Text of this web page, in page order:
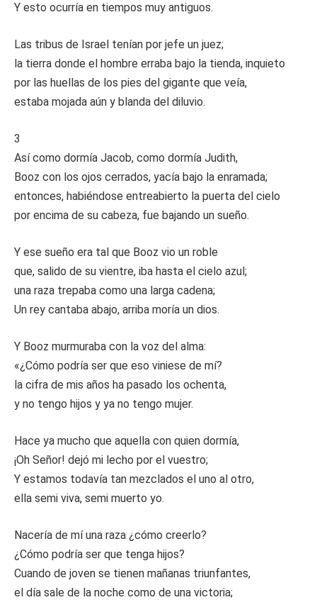
Y esto ocurría en tiempos muy antiguos.
Las tribus de Israel tenían por jefe un juez;
la tierra donde el hombre erraba bajo la tienda, inquieto
por las huellas de los pies del gigante que veía,
estaba mojada aún y blanda del diluvio.
3
Así como dormía Jacob, como dormía Judith,
Booz con los ojos cerrados, yacía bajo la enramada;
entonces, habiéndose entreabierto la puerta del cielo
por encima de su cabeza, fue bajando un sueño.
Y ese sueño era tal que Booz vio un roble
que, salido de su vientre, iba hasta el cielo azul;
una raza trepaba como una larga cadena;
Un rey cantaba abajo, arriba moría un dios.
Y Booz murmuraba con la voz del alma:
«¿Cómo podría ser que eso viniese de mí?
la cifra de mis años ha pasado los ochenta,
y no tengo hijos y ya no tengo mujer.
Hace ya mucho que aquella con quien dormía,
¡Oh Señor! dejó mi lecho por el vuestro;
Y estamos todavía tan mezclados el uno al otro,
ella semi viva, semi muerto yo.
Nacería de mí una raza ¿cómo creerlo?
¿Cómo podría ser que tenga hijos?
Cuando de joven se tienen mañanas triunfantes,
el día sale de la noche como de una victoria;